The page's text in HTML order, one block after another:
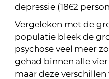
depressie (1862
Vergeleken met de
populatie bleek de
psychose veel meer
gehad binnen alle
maar deze